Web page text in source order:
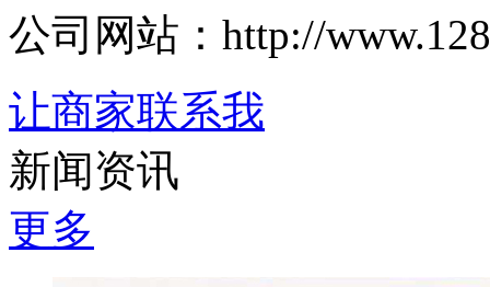
公司网站：http://
让商家联系我
新闻资讯
更多